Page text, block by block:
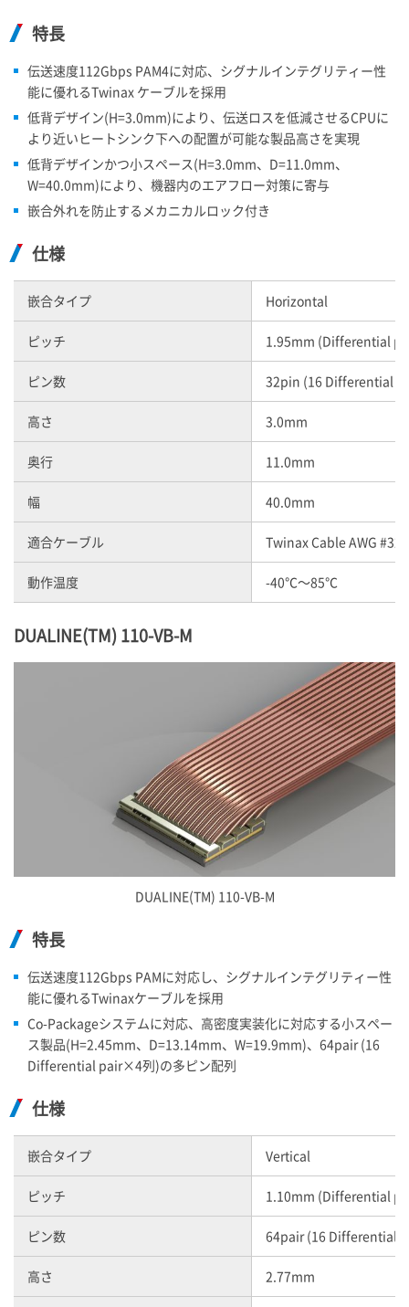
特長
伝送速度112Gbps PAM4に対応、シグナルインテグリティー性
能に優れるTwinax ケーブルを採用
低背デザイン(H=3.0mm)により、伝送ロスを低減させるCPUに
より近いヒートシンク下への配置が可能な製品高さを実現
低背デザインかつ小スペース(H=3.0mm、D=11.0mm、
W=40.0mm)により、機器内のエアフロー対策に寄与
嵌合外れを防止するメカニカルロック付き
仕様
嵌合タイプ Horizontal
ピッチ 1.95mm (Differential
ピン数 32pin (16 Differential
高さ 3.0mm
奥行 11.0mm
幅 40.0mm
適合ケーブル Twinax Cable AWG #32
動作温度 -40℃～85℃
DUALINE(TM) 110-VB-M
DUALINE(TM) 110-VB-M
特長
伝送速度112Gbps PAMに対応し、シグナルインテグリティー性
能に優れるTwinaxケーブルを採用
Co-Packageシステムに対応、高密度実装化に対応する小スペー
ス製品(H=2.45mm、D=13.14mm、W=19.9mm)、64pair (16
Differential pair×4列)の多ピン配列
仕様
嵌合タイプ Vertical
ピッチ 1.10mm (Differential
ピン数 64pair (16 Differential
高さ 2.77mm